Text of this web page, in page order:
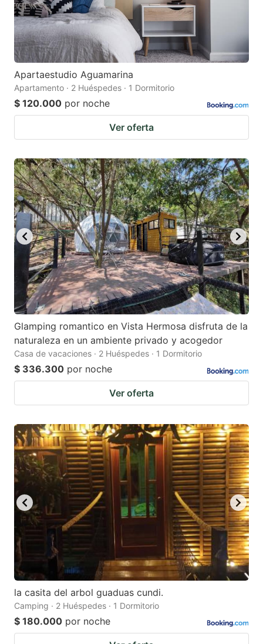
Apartaestudio Aguamarina
Apartamento · 2 Huéspedes · 1 Dormitorio
$ 120.000 por noche
Ver oferta
Glamping romantico en Vista Hermosa disfruta de la
naturaleza en un ambiente privado y acogedor
Casa de vacaciones · 2 Huéspedes · 1 Dormitorio
$ 336.300 por noche
Ver oferta
la casita del arbol guaduas cundi.
Camping · 2 Huéspedes · 1 Dormitorio
$ 180.000 por noche